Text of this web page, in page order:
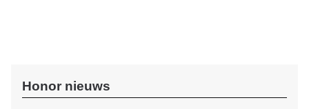
Honor nieuws